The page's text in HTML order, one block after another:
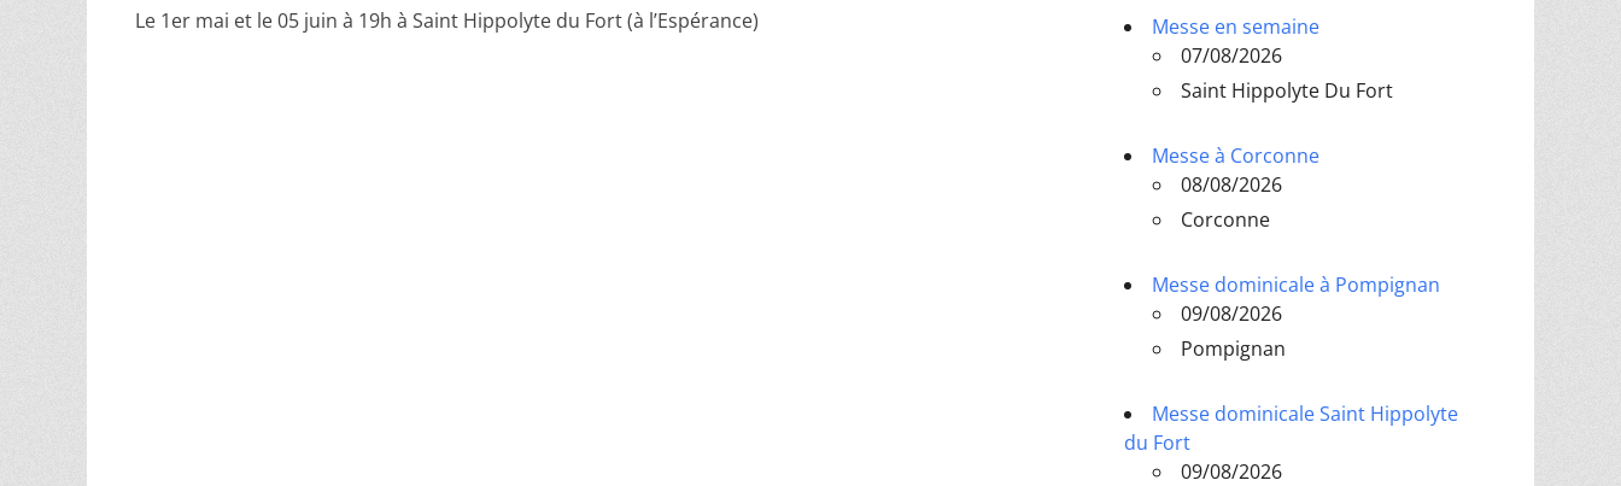
Le 1er mai et le 05 juin à 19h à Saint Hippolyte du Fort (à l’Espérance)
Messe en semaine
07/08/2026
Saint Hippolyte Du Fort
Messe à Corconne
08/08/2026
Corconne
Messe dominicale à Pompignan
09/08/2026
Pompignan
Messe dominicale Saint Hippolyte
du Fort
09/08/2026